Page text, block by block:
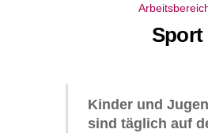
Sport
Kinder und
sind täglich auf